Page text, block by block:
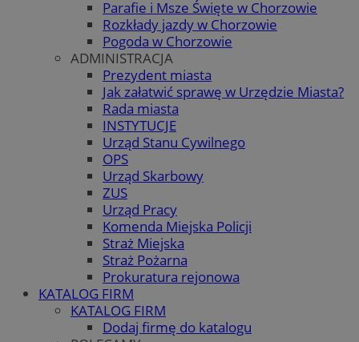
Parafie i Msze Święte w Chorzowie
Rozkłady jazdy w Chorzowie
Pogoda w Chorzowie
ADMINISTRACJA
Prezydent miasta
Jak załatwić sprawę w Urzędzie Miasta?
Rada miasta
INSTYTUCJE
Urząd Stanu Cywilnego
OPS
Urząd Skarbowy
ZUS
Urząd Pracy
Komenda Miejska Policji
Straż Miejska
Straż Pożarna
Prokuratura rejonowa
KATALOG FIRM
KATALOG FIRM
Dodaj firmę do katalogu